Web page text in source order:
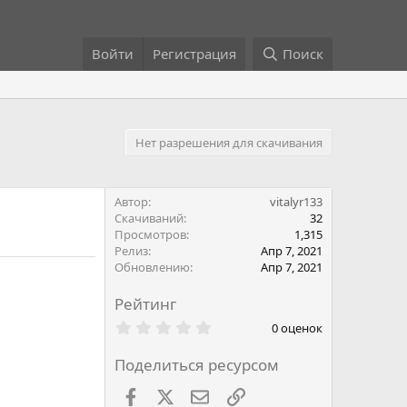
Войти Регистрация Поиск
Нет разрешения для скачивания
Автор
vitalyr133
Скачиваний
32
Просмотров
1,315
Релиз
Апр 7, 2021
Обновлению
Апр 7, 2021
Рейтинг
0
0 оценок
Поделиться ресурсом
Facebook ПочтаСсылкой